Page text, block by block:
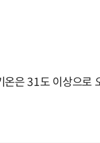
은 31도 이상으